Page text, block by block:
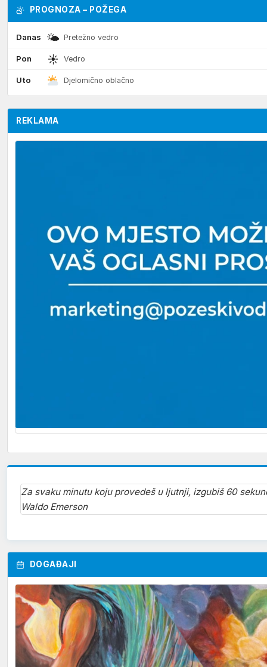
PROGNOZA – POŽEGA
Danas 🌤 Pretežno vedro
Pon ☀ Vedro
Uto Djelomično oblačno
REKLAMA
Za svaku minutu koju provedeš u ljutnji, izgubiš 60
Waldo Emerson
DOGAĐAJI